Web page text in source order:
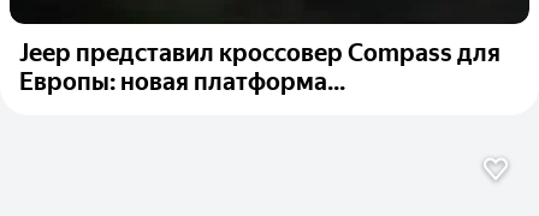
Jeep представил кроссовер Compass для
Европы: новая платформа...